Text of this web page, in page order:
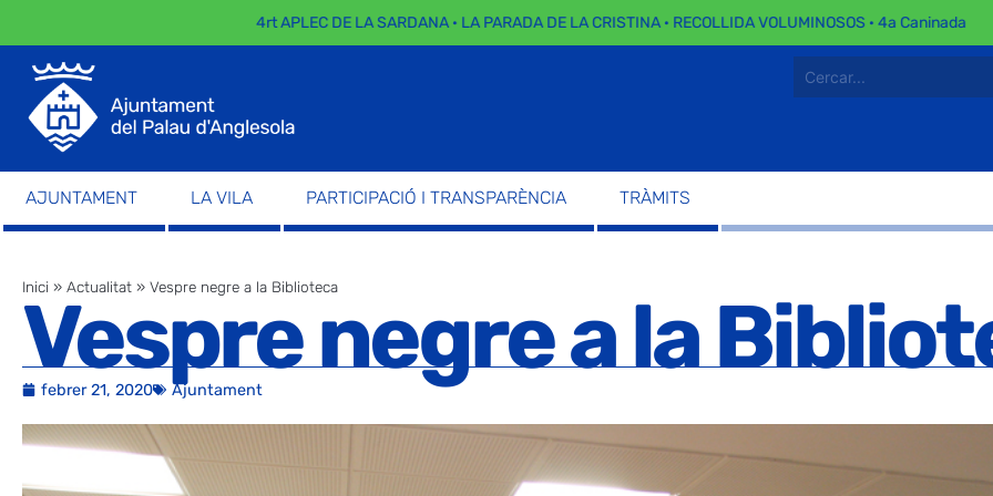
4rt APLEC DE LA SARDANA · LA PARADA DE LA CRISTINA · RECOLLIDA VOLUMINOSOS · 4a Caninada
AJUNTAMENT LA VILA PARTICIPACIÓ I TRANSPARÈNCIA TRÀMITS
Inici » Actualitat » Vespre negre a la Biblioteca
Vespre negre a la
febrer 21, 2020 Ajuntament